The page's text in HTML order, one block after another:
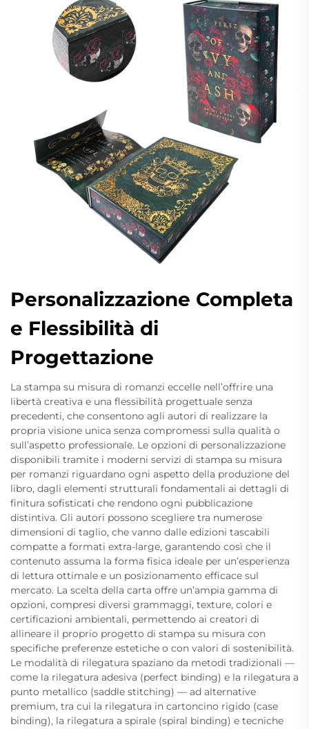
Personalizzazione Completa
e Flessibilità di
Progettazione
La stampa su misura di romanzi eccelle nell’offrire una
libertà creativa e una flessibilità progettuale senza
precedenti, che consentono agli autori di realizzare la
propria visione unica senza compromessi sulla qualità o
sull’aspetto professionale. Le opzioni di personalizzazione
disponibili tramite i moderni servizi di stampa su misura
per romanzi riguardano ogni aspetto della produzione del
libro, dagli elementi strutturali fondamentali ai dettagli di
finitura sofisticati che rendono ogni pubblicazione
distintiva. Gli autori possono scegliere tra numerose
dimensioni di taglio, che vanno dalle edizioni tascabili
compatte a formati extra-large, garantendo così che il
contenuto assuma la forma fisica ideale per un’esperienza
di lettura ottimale e un posizionamento efficace sul
mercato. La scelta della carta offre un’ampia gamma di
opzioni, compresi diversi grammaggi, texture, colori e
certificazioni ambientali, permettendo ai creatori di
allineare il proprio progetto di stampa su misura con
specifiche preferenze estetiche o con valori di sostenibilità.
Le modalità di rilegatura spaziano da metodi tradizionali —
come la rilegatura adesiva (perfect binding) e la rilegatura a
punto metallico (saddle stitching) — ad alternative
premium, tra cui la rilegatura in cartoncino rigido (case
binding), la rilegatura a spirale (spiral binding) e tecniche